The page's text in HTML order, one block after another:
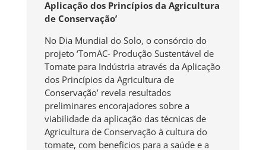
Aplicação dos Princípios da Agricultura
de Conservação’
No Dia Mundial do Solo, o consórcio do
projeto ‘TomAC- Produção Sustentável de
Tomate para Indústria através da Aplicação
dos Princípios da Agricultura de
Conservação’ revela resultados
preliminares encorajadores sobre a
viabilidade da aplicação das técnicas de
Agricultura de Conservação à cultura do
tomate, com benefícios para a saúde e a